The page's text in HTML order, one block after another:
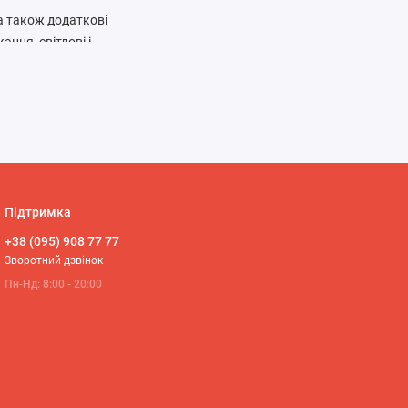
також додаткові
світлові і
до пошкоджень.
Підтримка
+38 (095) 908 77 77
Зворотний дзвінок
Пн-Нд: 8:00 - 20:00